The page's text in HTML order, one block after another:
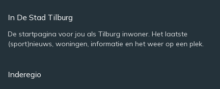
In De Stad Tilburg
De startpagina voor jou als Tilburg inwoner. Het laatste
(sport)nieuws, woningen, informatie en het weer op een plek.
Inderegio